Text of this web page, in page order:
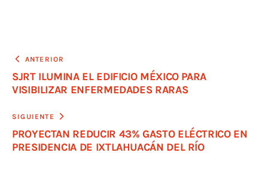
ANTERIOR
SJRT ILUMINA EL EDIFICIO MÉXICO PARA
VISIBILIZAR ENFERMEDADES RARAS
SIGUIENTE
PROYECTAN REDUCIR 43% GASTO ELÉCTRICO EN
PRESIDENCIA DE IXTLAHUACÁN DEL RÍO